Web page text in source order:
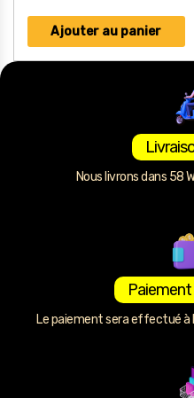
Ajouter au panier
Nous livrons dans 58
Paiement
Le paiement sera effectué à